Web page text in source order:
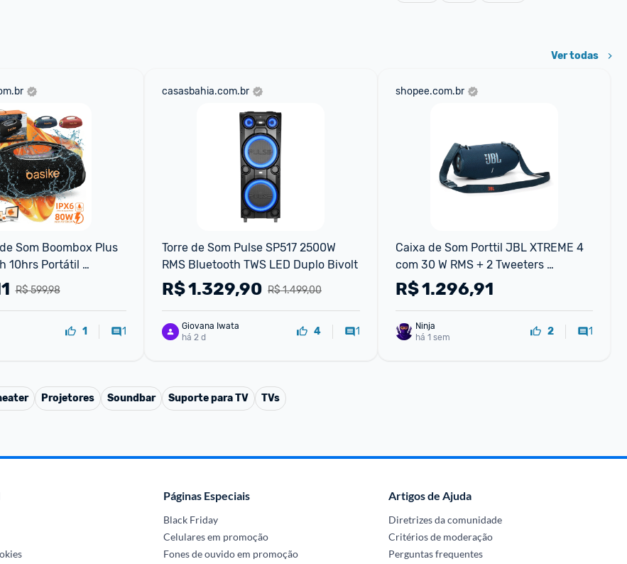
Ver todas
Som Boombox Plus
10hrs Portátil
fio IPX6 À Prova
RGB Hifi TWS Bass
Para T
R$ 599,98
1 1
casasbahia.com.br
Torre de Som Pulse SP517 2500W
RMS Bluetooth TWS LED Duplo Bivolt
R$ 1.499,00
R$1.329,90
Giovana Iwata
há 2 d
4 1
shopee.com.br
Caixa de Som Porttil JBL XTREME 4
com 30 W RMS + 2 Tweeters
Bluetooth 5.3 e Resistncia gua IP67
R$1.296,91
há 1 sem
2 1
Projetores Soundbar Suporte para TV TVs
Páginas Especiais
Black Friday
Celulares em promoção
Fones de ouvido em promoção
Artigos de Ajuda
Diretrizes da comunidade
Critérios de moderação
Perguntas frequentes